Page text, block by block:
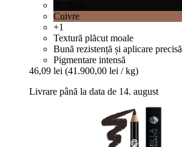
Cuivre
+1
Textură plăcut moale
Bună rezistență și aplicare precisă
Pigmentare intensă
46,09 lei (41.900,00 lei / kg)
Livrare până la data de 14. august